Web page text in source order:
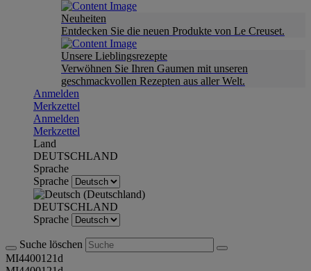
Neuheiten
Entdecken Sie die neuen Produkte von Le Creuset.
Unsere Lieblingsrezepte
Verwöhnen Sie Ihren Gaumen mit unseren
geschmackvollen Rezepten aus aller Welt.
Anmelden
Merkzettel
Anmelden
Merkzettel
Land
DEUTSCHLAND
Sprache
Sprache
DEUTSCHLAND
Sprache
Suche löschen
MI4400121d